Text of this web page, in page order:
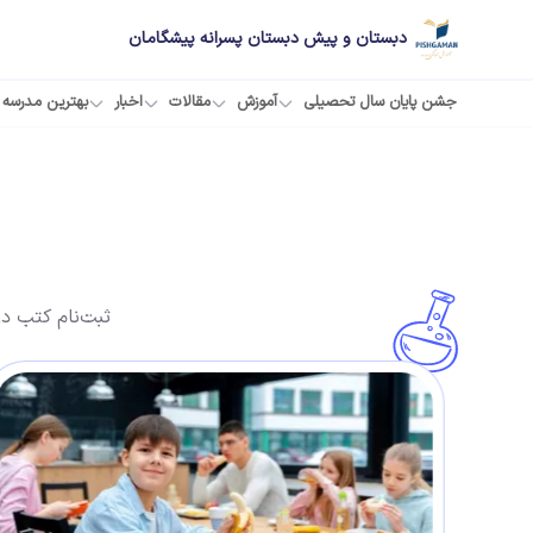
دبستان و پیش دبستان پسرانه پیشگامان
جشن پایان سال تحصیلی آموزش مقالات اخبار بهترین
ثبت‌نام کتب